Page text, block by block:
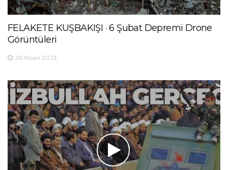
FELAKETE KUŞBAKIŞI · 6 Şubat Depremi Drone
Görüntüleri
26 Nisan 2023